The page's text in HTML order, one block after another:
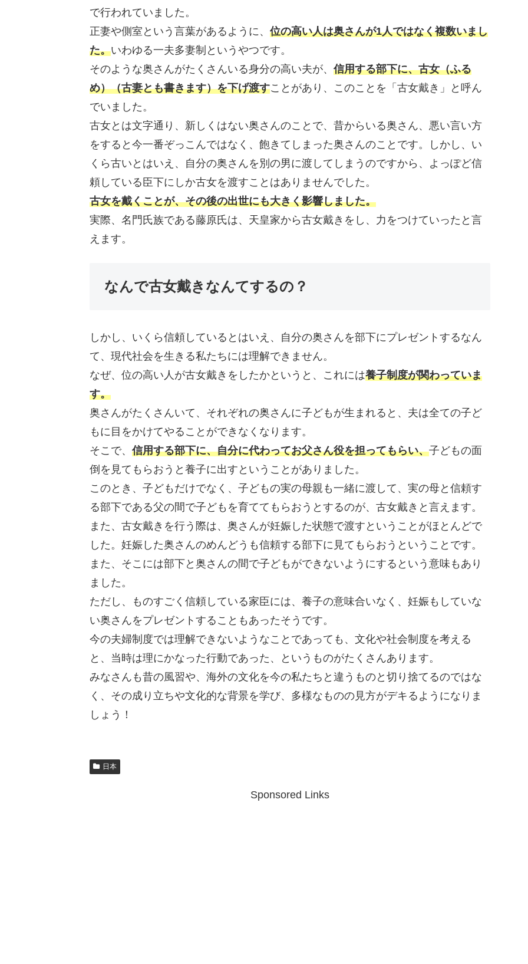
で行われていました。
正妻や側室という言葉があるように、 位の高い人は奥さんが1人ではなく複数いまし
た。いわゆる一夫多妻制というやつです。
そのような奥さんがたくさんいる身分の高い夫が、 信用する部下に、古女（ふる
め）（古妻とも書きます）を下げ渡すことがあり、このことを「古女戴き」と呼ん
でいました。
古女とは文字通り、新しくはない奥さんのことで、昔からいる奥さん、悪い言い方
をすると今一番ぞっこんではなく、飽きてしまった奥さんのことです。しかし、い
くら古いとはいえ、自分の奥さんを別の男に渡してしまうのですから、よっぽど信
頼している臣下にしか古女を渡すことはありませんでした。
古女を戴くことが、その後の出世にも大きく影響しました。
実際、名門氏族である藤原氏は、天皇家から古女戴きをし、力をつけていったと言
えます。
なんで古女戴きなんてするの？
しかし、いくら信頼しているとはいえ、自分の奥さんを部下にプレゼントするなん
て、現代社会を生きる私たちには理解できません。
なぜ、位の高い人が古女戴きをしたかというと、これには養子制度が関わっていま
す。
奥さんがたくさんいて、それぞれの奥さんに子どもが生まれると、夫は全ての子ど
もに目をかけてやることができなくなります。
そこで、 信用する部下に、自分に代わってお父さん役を担ってもらい、子どもの面
倒を見てもらおうと養子に出すということがありました。
このとき、子どもだけでなく、子どもの実の母親も一緒に渡して、実の母と信頼す
る部下である父の間で子どもを育ててもらおうとするのが、古女戴きと言えます。
また、古女戴きを行う際は、奥さんが妊娠した状態で渡すということがほとんどで
した。妊娠した奥さんのめんどうも信頼する部下に見てもらおうということです。
また、そこには部下と奥さんの間で子どもができないようにするという意味もあり
ました。
ただし、ものすごく信頼している家臣には、養子の意味合いなく、妊娠もしていな
い奥さんをプレゼントすることもあったそうです。
今の夫婦制度では理解できないようなことであっても、文化や社会制度を考える
と、当時は理にかなった行動であった、というものがたくさんあります。
みなさんも昔の風習や、海外の文化を今の私たちと違うものと切り捨てるのではな
く、その成り立ちや文化的な背景を学び、多様なものの見方がデキるようになりま
しょう！
日本
Sponsored Links